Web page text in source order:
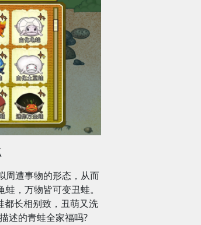
周遭事物的形态，从而
，万物皆可变丑蛙。
长相别致，丑萌又洗
述的青蛙全家福吗?